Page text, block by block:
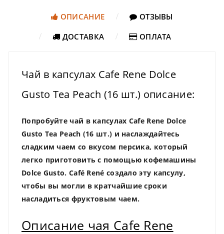
ОПИСАНИЕ
ОТЗЫВЫ
ДОСТАВКА
ОПЛАТА
Чай в капсулах Cafe Rene Dolce
Gusto Tea Peach (16 шт.) описание:
Попробуйте чай в капсулах Cafe Rene Dolce
Gusto Tea Peach (16 шт.) и наслаждайтесь
сладким чаем со вкусом персика, который
легко приготовить с помощью кофемашины
Dolce Gusto. Café René создало эту капсулу,
чтобы вы могли в кратчайшие сроки
насладиться фруктовым чаем.
Описание чая Cafe Rene